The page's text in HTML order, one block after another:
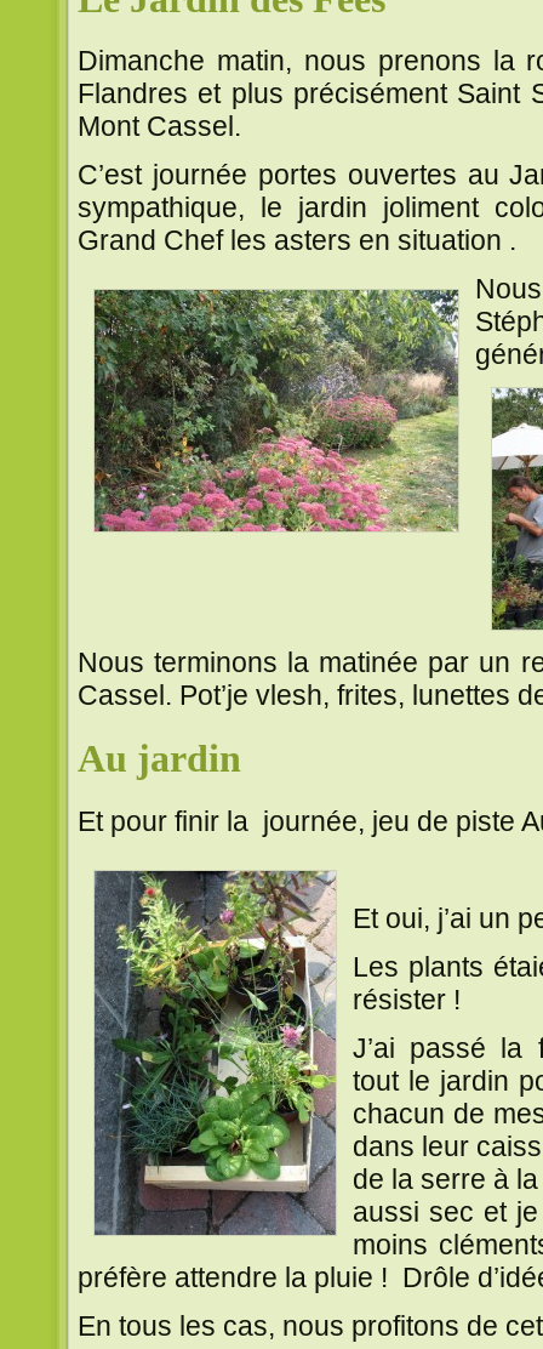
Dimanche matin, nous prenons la
Flandres et plus précisément Saint
Mont Cassel.
C’est journée portes ouvertes au
sympathique, le jardin joliment
Grand Chef les asters en situation .
Nous terminons la matinée par un
Cassel. Pot’je vlesh, frites, lunettes
Au jardin
Et pour finir la journée, jeu de piste
Et oui, j’ai un
Les plants
résister !
J’ai passé la
tout le jardin
chacun de
dans leur
de la serre à
aussi sec et
moins
préfère attendre la pluie ! Drôle
En tous les cas, nous profitons de